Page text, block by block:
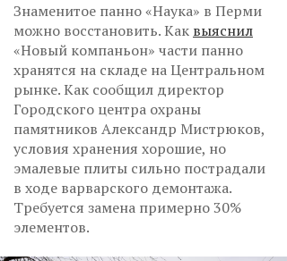
Знаменитое панно «Наука» в Перми
можно восстановить. Как выяснил
«Новый компаньон» части панно
хранятся на складе на Центральном
рынке. Как сообщил директор
Городского центра охраны
памятников Александр Мистрюков,
условия хранения хорошие, но
эмалевые плиты сильно пострадали
в ходе варварского демонтажа.
Требуется замена примерно 30%
элементов.